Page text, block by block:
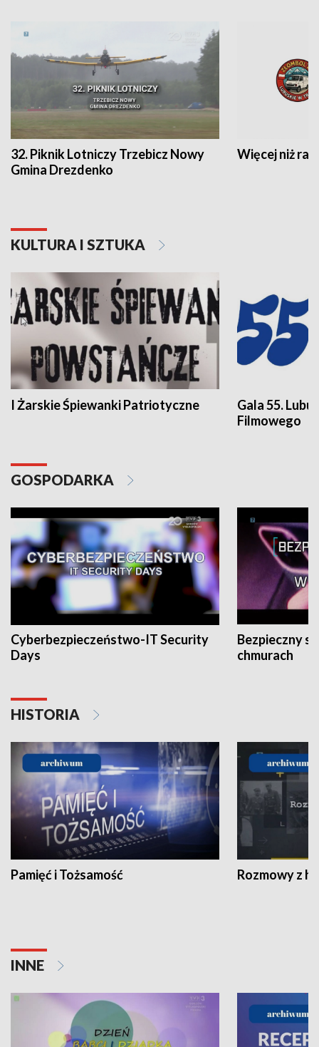
32. Piknik Lotniczy Trzebicz Nowy
Gmina Drezdenko
Więcej niż rajd
KULTURA I SZTUKA
I Żarskie Śpiewanki Patriotyczne
Gala 55.
Filmowego
GOSPODARKA
Cyberbezpieczeństwo-IT Security
Days
Bezpieczny
chmurach
HISTORIA
Pamięć i Tożsamość Rozmowy z
INNE